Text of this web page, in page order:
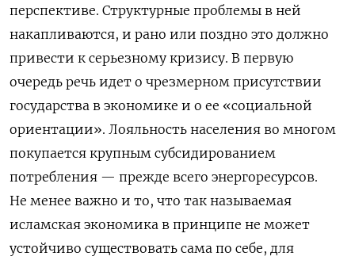
перспективе. Структурные проблемы в ней
накапливаются, и рано или поздно это должно
привести к серьезному кризису. В первую
очередь речь идет о чрезмерном присутствии
государства в экономике и о ее «социальной
ориентации». Лояльность населения во многом
покупается крупным субсидированием
потребления — прежде всего энергоресурсов.
Не менее важно и то, что так называемая
исламская экономика в принципе не может
устойчиво существовать сама по себе, для